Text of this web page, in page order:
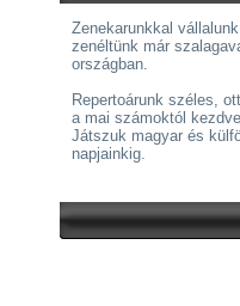
Zenekarunkkal
zenéltünk már
országban.
Repertoárunk széles,
a mai számoktól
Játszuk magyar és
napjainkig.